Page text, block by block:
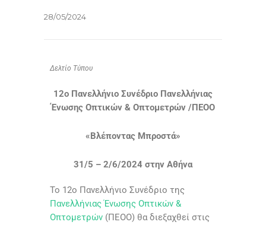
28/05/2024
Δελτίο Τύπου
12ο Πανελλήνιο Συνέδριο Πανελλήνιας
Ένωσης Οπτικών & Οπτομετρών /ΠΕΟΟ
«Βλέποντας Μπροστά»
31/5 – 2/6/2024 στην Αθήνα
Το 12ο Πανελλήνιο Συνέδριο της
Πανελλήνιας Ένωσης Οπτικών &
Οπτομετρών (ΠΕΟΟ) θα διεξαχθεί στις